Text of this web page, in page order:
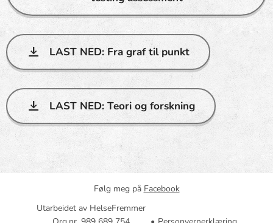
LAST NED: Fra graf til punkt
LAST NED: Teori og forskning
Følg meg på Facebook
Utarbeidet av HelseFremmer